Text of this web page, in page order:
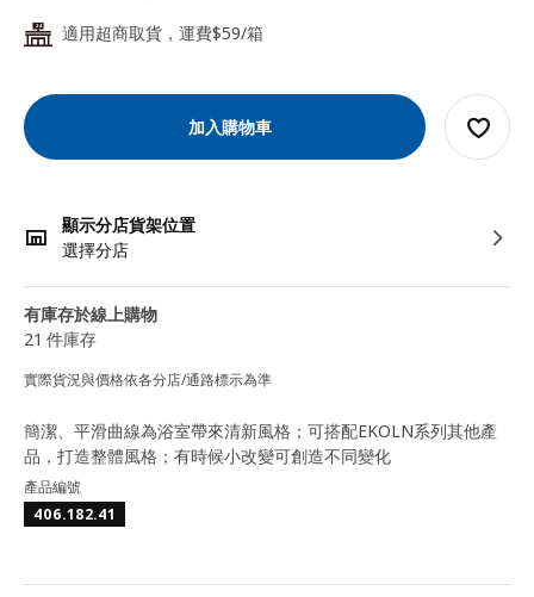
24 適用超商取貨，運費$59/箱
加入購物車
顯示分店貨架位置
選擇分店
有庫存於線上購物
21 件庫存
實際貨況與價格依各分店/通路標示為準
簡潔、平滑曲線為浴室帶來清新風格；可搭配EKOLN系列其他產
品，打造整體風格；有時候小改變可創造不同變化
產品編號
406.182.41